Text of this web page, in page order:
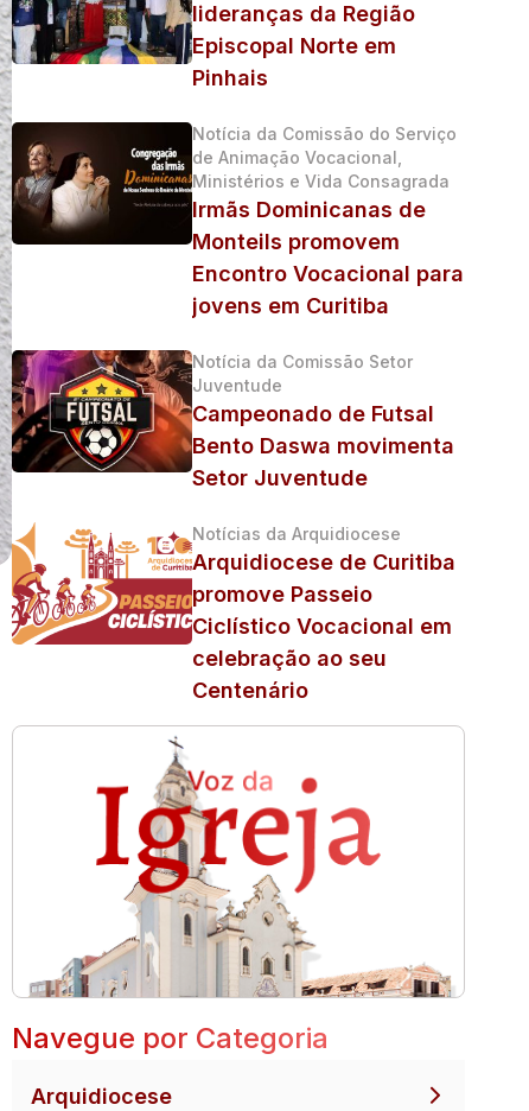
lideranças da Região
Episcopal Norte em
Pinhais
Notícia da Comissão do Serviço
de Animação Vocacional,
Ministérios e Vida Consagrada
Irmãs Dominicanas de
Monteils promovem
Encontro Vocacional para
jovens em Curitiba
Notícia da Comissão Setor
Juventude
Campeonado de Futsal
Bento Daswa movimenta
Setor Juventude
Notícias da Arquidiocese
Arquidiocese de Curitiba
promove Passeio
Ciclístico Vocacional em
celebração ao seu
Centenário
Navegue por Categoria
Arquidiocese